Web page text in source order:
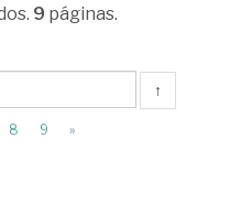
9 páginas.
↑
8 9 »